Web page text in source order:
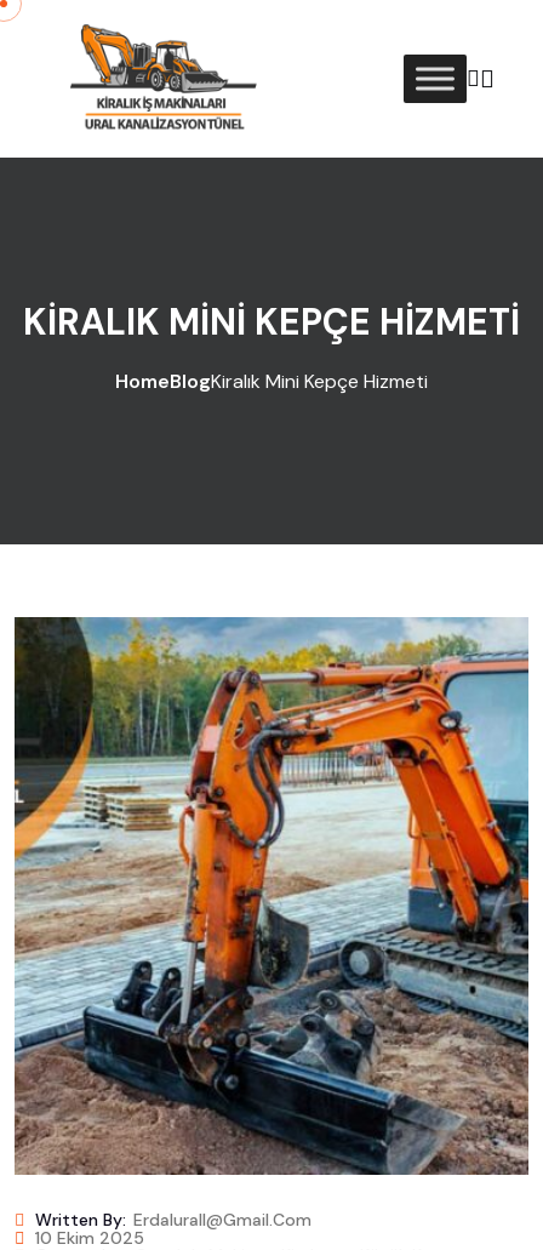
Skip to content
KIRALIK MINI KEPÇE HIZMETI
HomeBlogKiralık Mini Kepçe Hizmeti
Written By: Erdalurall@gmail.com
10 Ekim 2025